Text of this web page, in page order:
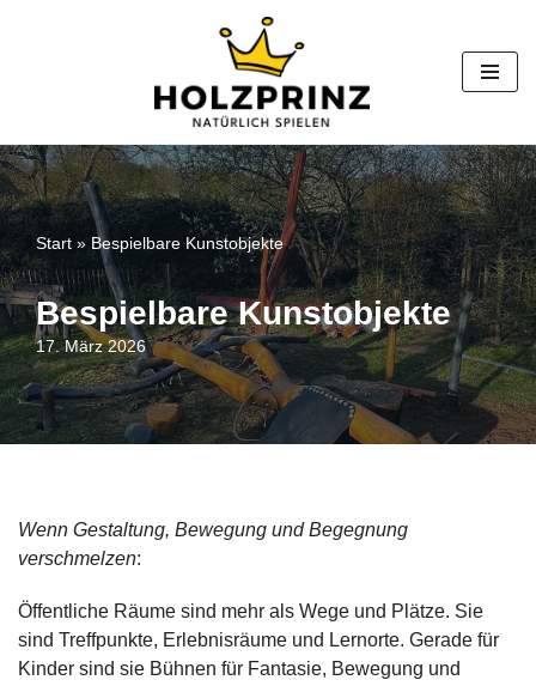
Start » Bespielbare Kunstobjekte
Bespielbare Kunstobjekte
17. März 2026
Wenn Gestaltung, Bewegung und Begegnung
verschmelzen:
Öffentliche Räume sind mehr als Wege und Plätze. Sie
sind Treffpunkte, Erlebnisräume und Lernorte. Gerade für
Kinder sind sie Bühnen für Fantasie, Bewegung und